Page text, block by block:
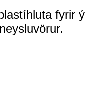
fyrir